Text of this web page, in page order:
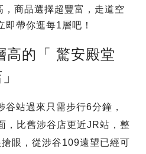
商品選擇超豐富，走道空
即帶你逛每1層吧！
高的「 驚安殿堂
站過來只需步行6分鐘，
，比舊涉谷店更近JR站，整
眼，從涉谷109遠望已經可